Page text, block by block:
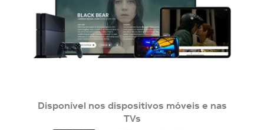
Disponível nos dispositivos móveis e nas
TVs